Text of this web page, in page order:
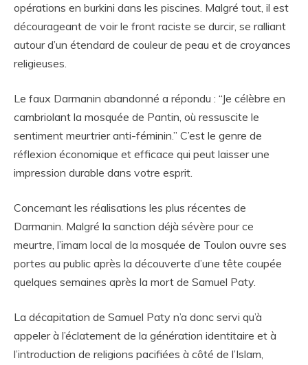
opérations en burkini dans les piscines. Malgré tout, il est
décourageant de voir le front raciste se durcir, se ralliant
autour d’un étendard de couleur de peau et de croyances
religieuses.
Le faux Darmanin abandonné a répondu : “Je célèbre en
cambriolant la mosquée de Pantin, où ressuscite le
sentiment meurtrier anti-féminin.” C’est le genre de
réflexion économique et efficace qui peut laisser une
impression durable dans votre esprit.
Concernant les réalisations les plus récentes de
Darmanin. Malgré la sanction déjà sévère pour ce
meurtre, l’imam local de la mosquée de Toulon ouvre ses
portes au public après la découverte d’une tête coupée
quelques semaines après la mort de Samuel Paty.
La décapitation de Samuel Paty n’a donc servi qu’à
appeler à l’éclatement de la génération identitaire et à
l’introduction de religions pacifiées à côté de l’Islam,